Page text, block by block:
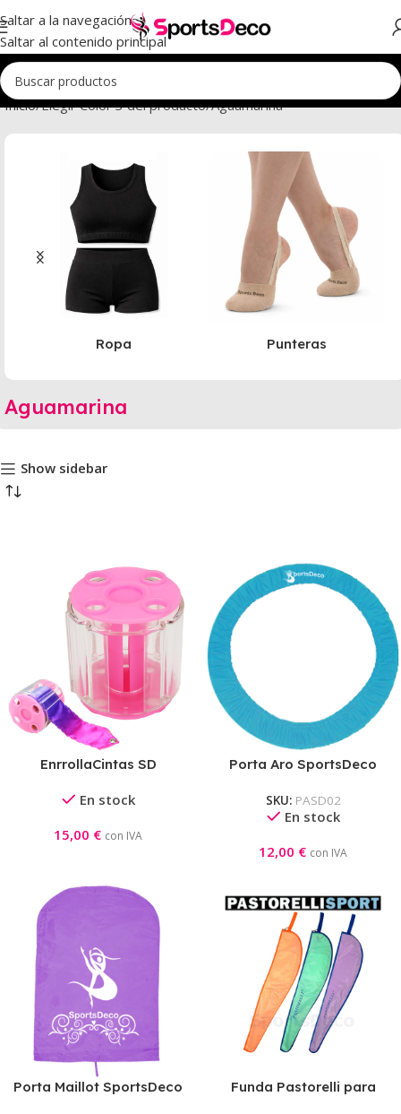
Saltar a la navegación
Saltar al contenido principal
Inicio Elegir Color 3 del producto Aguamarina
Ropa Punteras
Aguamarina
Show sidebar
EnrrollaCintas SD
En stock
15,00 € con IVA
Porta Aro SportsDeco
SKU: PASD02
En stock
12,00 € con IVA
Porta Maillot SportsDeco
Funda Pastorelli para